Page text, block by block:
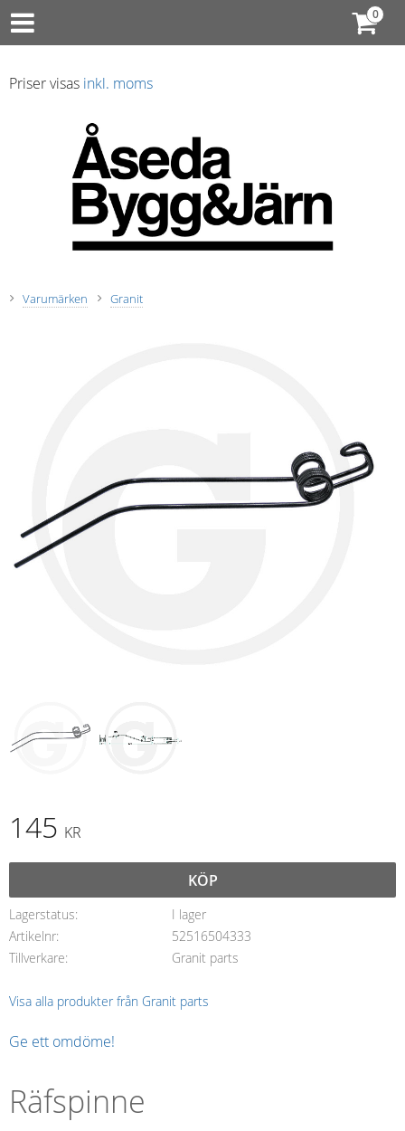
Priser visas inkl. moms
Varumärken Granit
145 KR
KÖP
Lagerstatus
I lager
Artikelnr
52516504333
Tillverkare
Granit parts
Visa alla produkter från Granit parts
Ge ett omdöme!
Räfspinne